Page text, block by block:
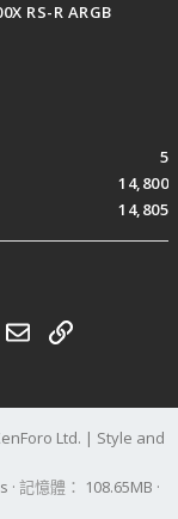
RS-R ARGB
5
14,800
14,805
電子郵件
連結
Ltd. | Style and
記憶體 108.65MB